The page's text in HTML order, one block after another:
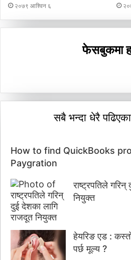
२०७९ आश्विन ६
फेसबुकमा
सबै भन्दा धेरै
How to find QuickBooks
Paygration
राष्ट्रपतिले
नियुक्त
हेयरिङ एड :
पर्छ मूल्य ?